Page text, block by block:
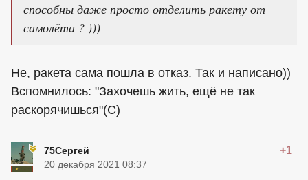
способны даже просто отделить ракету от
самолёта ? )))
Не, ракета сама пошла в отказ. Так и написано))
Вспомнилось: "Захочешь жить, ещё не так
раскорячишься"(С)
75Сергей +1
20 декабря 2021 08:37